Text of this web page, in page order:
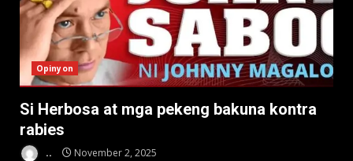
Opinyon
Si Herbosa at mga pekeng bakuna kontra
rabies
.. November 2, 2025